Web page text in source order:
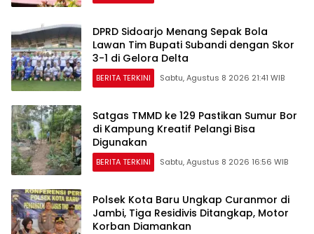
DPRD Sidoarjo Menang Sepak Bola
Lawan Tim Bupati Subandi dengan Skor
3-1 di Gelora Delta
BERITA TERKINI Sabtu, Agustus 8 2026 21:41 WIB
Satgas TMMD ke 129 Pastikan Sumur Bor
di Kampung Kreatif Pelangi Bisa
Digunakan
BERITA TERKINI Sabtu, Agustus 8 2026 16:56 WIB
Polsek Kota Baru Ungkap Curanmor di
Jambi, Tiga Residivis Ditangkap, Motor
Korban Diamankan